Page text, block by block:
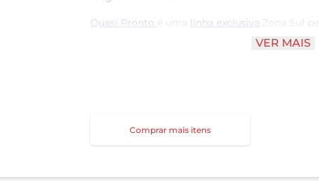
Quasi Pronto é uma linha exclusiva Zona Sul
praticidade aliada à alimentação saudável. São
higienizados e prontos, tanto para consumo
VER MAIS
Comprar mais itens